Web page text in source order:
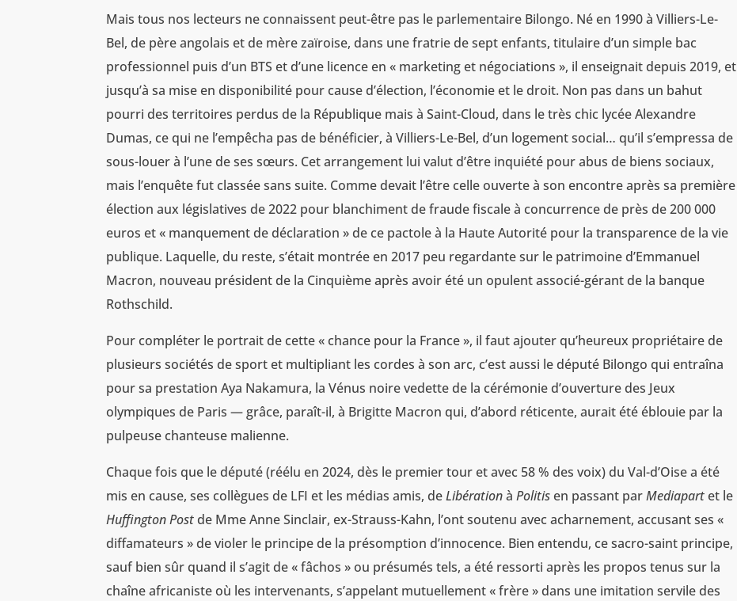
Mais tous nos lecteurs ne connaissent peut-être pas le parlementaire Bilongo. Né en 1990 à Villiers-Le-
Bel, de père angolais et de mère zaïroise, dans une fratrie de sept enfants, titulaire d’un simple bac
professionnel puis d’un BTS et d’une licence en « marketing et négociations », il enseignait depuis 2019, et
jusqu’à sa mise en disponibilité pour cause d’élection, l’économie et le droit. Non pas dans un bahut
pourri des territoires perdus de la République mais à Saint-Cloud, dans le très chic lycée Alexandre
Dumas, ce qui ne l’empêcha pas de bénéficier, à Villiers-Le-Bel, d’un logement social… qu’il s’empressa de
sous-louer à l’une de ses sœurs. Cet arrangement lui valut d’être inquiété pour abus de biens sociaux,
mais l’enquête fut classée sans suite. Comme devait l’être celle ouverte à son encontre après sa première
élection aux législatives de 2022 pour blanchiment de fraude fiscale à concurrence de près de 200 000
euros et « manquement de déclaration » de ce pactole à la Haute Autorité pour la transparence de la vie
publique. Laquelle, du reste, s’était montrée en 2017 peu regardante sur le patrimoine d’Emmanuel
Macron, nouveau président de la Cinquième après avoir été un opulent associé-gérant de la banque
Rothschild.
Pour compléter le portrait de cette « chance pour la France », il faut ajouter qu’heureux propriétaire de
plusieurs sociétés de sport et multipliant les cordes à son arc, c’est aussi le député Bilongo qui entraîna
pour sa prestation Aya Nakamura, la Vénus noire vedette de la cérémonie d’ouverture des Jeux
olympiques de Paris — grâce, paraît-il, à Brigitte Macron qui, d’abord réticente, aurait été éblouie par la
pulpeuse chanteuse malienne.
Chaque fois que le député (réélu en 2024, dès le premier tour et avec 58 % des voix) du Val-d’Oise a été
mis en cause, ses collègues de LFI et les médias amis, deLibérationàPolitis en passant parMediapart et le
Huffington Post de Mme Anne Sinclair, ex-Strauss-Kahn, l’ont soutenu avec acharnement, accusant ses «
diffamateurs » de violer le principe de la présomption d’innocence. Bien entendu, ce sacro-saint principe,
sauf bien sûr quand il s’agit de « fâchos » ou présumés tels, a été ressorti après les propos tenus sur la
chaîne africaniste où les intervenants, s’appelant mutuellement « frère » dans une imitation servile des